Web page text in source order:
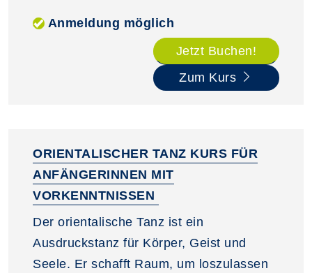
Anmeldung möglich
Jetzt Buchen!
Zum Kurs
ORIENTALISCHER TANZ KURS FÜR
ANFÄNGERINNEN MIT
VORKENNTNISSEN
Der orientalische Tanz ist ein
Ausdruckstanz für Körper, Geist und
Seele. Er schafft Raum, um loszulassen